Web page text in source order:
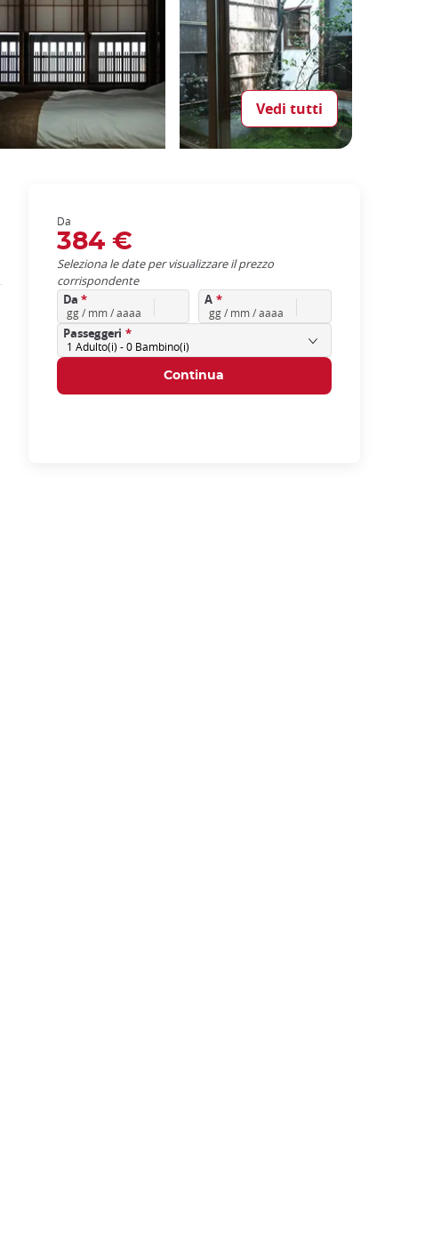
Vedi tutti
Da
384 €
Seleziona le date per visualizzare il prezzo
corrispondente
Da * A*
1 Adulto(i) -0 Bambino(i)
Passeggeri *